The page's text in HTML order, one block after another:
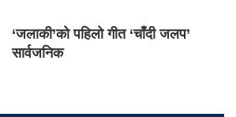
‘जलाकी’को पहिलो गीत ‘चाँदी जलप’
सार्वजनिक